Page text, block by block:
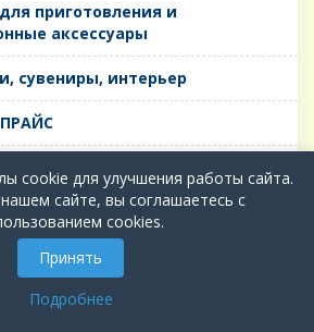
для приготовления и
аксессуары
сувениры, интерьер
приготовления и сервировки,
cookie для улучшения работы сайта.
сайте, вы соглашаетесь с
cookies.
Принять
Подробнее